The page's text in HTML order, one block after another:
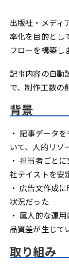
出版社・メディ
率化を目的とし
フローを構築し
記事内容の自動
で、制作工数の
背景
・ 記事データ
いて、人的リソ
・ 担当者ごと
社テイストを安
・ 広告文作成
状況だった
・ 属人的な運
品質差が生じて
取り組み